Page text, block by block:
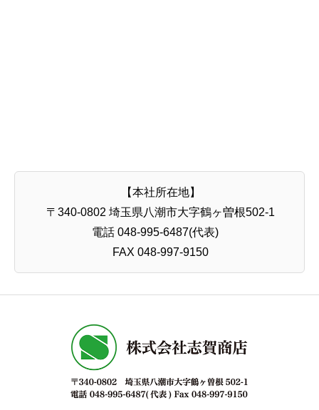
【本社所在地】
〒340-0802 埼玉県八潮市大字鶴ヶ曽根502-1
電話 048-995-6487(代表)
FAX 048-997-9150